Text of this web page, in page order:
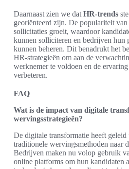
Daarnaast zien we dat HR-trends
georiënteerd zijn. De populariteit
sollicitaties groeit, waardoor
kunnen solliciteren en bedrijven hun
kunnen beheren. Dit benadrukt het
HR-strategieën om aan de
werknemer te voldoen en de
verbeteren.
FAQ
Wat is de impact van digitale
wervingsstrategieën?
De digitale transformatie heeft
traditionele wervingsmethoden naar
Bedrijven maken nu volop gebruik
online platforms om hun kandidaten